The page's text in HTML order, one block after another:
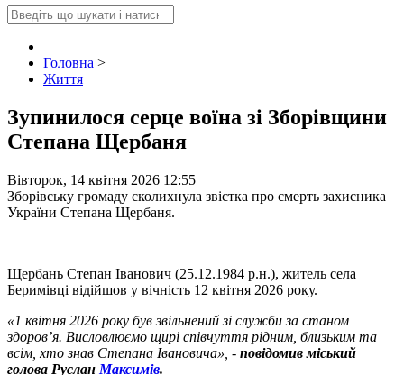
Головна >
Життя
Зупинилося серце воїна зі Зборівщини
Степана Щербаня
Вівторок, 14 квітня 2026 12:55
Зборівську громаду сколихнула звістка про смерть захисника
України Степана Щербаня.
Щербань Степан Іванович (25.12.1984 р.н.), житель села
Беримівці відійшов у вічність 12 квітня 2026 року.
«1 квітня 2026 року був звільнений зі служби за станом
здоров’я. Висловлюємо щирі співчуття рідним, близьким та
всім, хто знав Степана Івановича», - повідомив міський
голова Руслан Максимів.